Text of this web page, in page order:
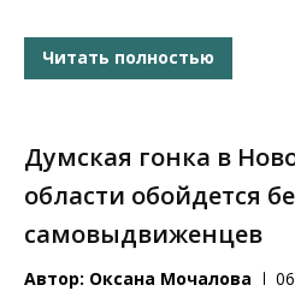
Читать полностью
Думская гонка в
области обойдется
самовыдвиженцев
Автор: Оксана Мочалова